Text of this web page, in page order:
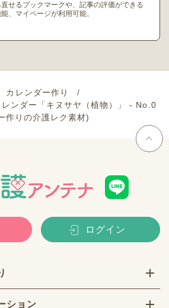
せるブックマークや、記事の評価ができる
、マイページが利用可能。
カレンダー作り
ンダー「キヌサヤ（植物）」 - No.0
作りの介護レク素材)
ログイン
ション